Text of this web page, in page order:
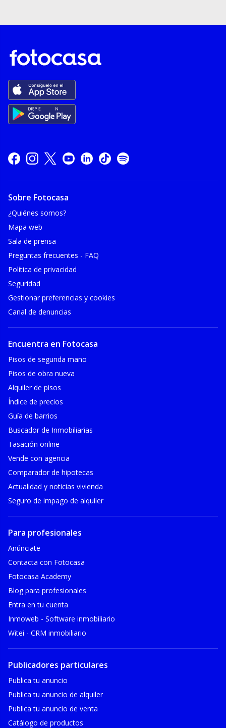
Sobre Fotocasa
¿Quiénes somos?
Mapa web
Sala de prensa
Preguntas frecuentes - FAQ
Política de privacidad
Seguridad
Gestionar preferencias y cookies
Canal de denuncias
Encuentra en Fotocasa
Pisos de segunda mano
Pisos de obra nueva
Alquiler de pisos
Índice de precios
Guía de barrios
Buscador de Inmobiliarias
Tasación online
Vende con agencia
Comparador de hipotecas
Actualidad y noticias vivienda
Seguro de impago de alquiler
Para profesionales
Anúnciate
Contacta con Fotocasa
Fotocasa Academy
Blog para profesionales
Entra en tu cuenta
Inmoweb - Software inmobiliario
Witei - CRM inmobiliario
Publicadores particulares
Publica tu anuncio
Publica tu anuncio de alquiler
Publica tu anuncio de venta
Catálogo de productos